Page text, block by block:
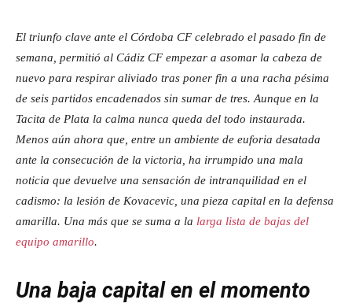
El triunfo clave ante el Córdoba CF celebrado el pasado fin de
semana, permitió al Cádiz CF empezar a asomar la cabeza de
nuevo para respirar aliviado tras poner fin a una racha pésima
de seis partidos encadenados sin sumar de tres. Aunque en la
Tacita de Plata la calma nunca queda del todo instaurada.
Menos aún ahora que, entre un ambiente de euforia desatada
ante la consecución de la victoria, ha irrumpido una mala
noticia que devuelve una sensación de intranquilidad en el
cadismo: la lesión de Kovacevic, una pieza capital en la defensa
amarilla. Una más que se suma a la larga lista de bajas del
equipo amarillo.
Una baja capital en el momento